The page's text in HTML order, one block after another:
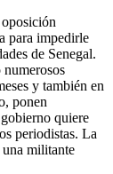
para impedirle
de Senegal.
y también en
ponen
quiere
periodistas. La
militante